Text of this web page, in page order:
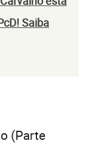
Saiba
(Parte